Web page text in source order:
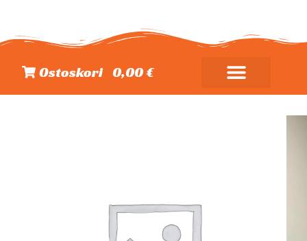
Ostoskori 0,00 €